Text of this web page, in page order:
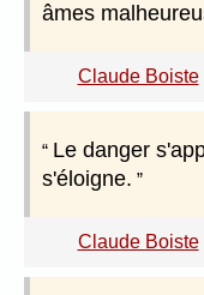
âmes
Claude Boiste
Le danger
s'éloigne.
Claude Boiste